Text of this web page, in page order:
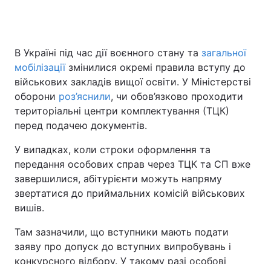
В Україні під час дії воєнного стану та загальної
мобілізації змінилися окремі правила вступу до
військових закладів вищої освіти. У Міністерстві
оборони роз’яснили, чи обов’язково проходити
територіальні центри комплектування (ТЦК)
перед подачею документів.
У випадках, коли строки оформлення та
передання особових справ через ТЦК та СП вже
завершилися, абітурієнти можуть напряму
звертатися до приймальних комісій військових
вишів.
Там зазначили, що вступники мають подати
заяву про допуск до вступних випробувань і
конкурсного відбору. У такому разі особові